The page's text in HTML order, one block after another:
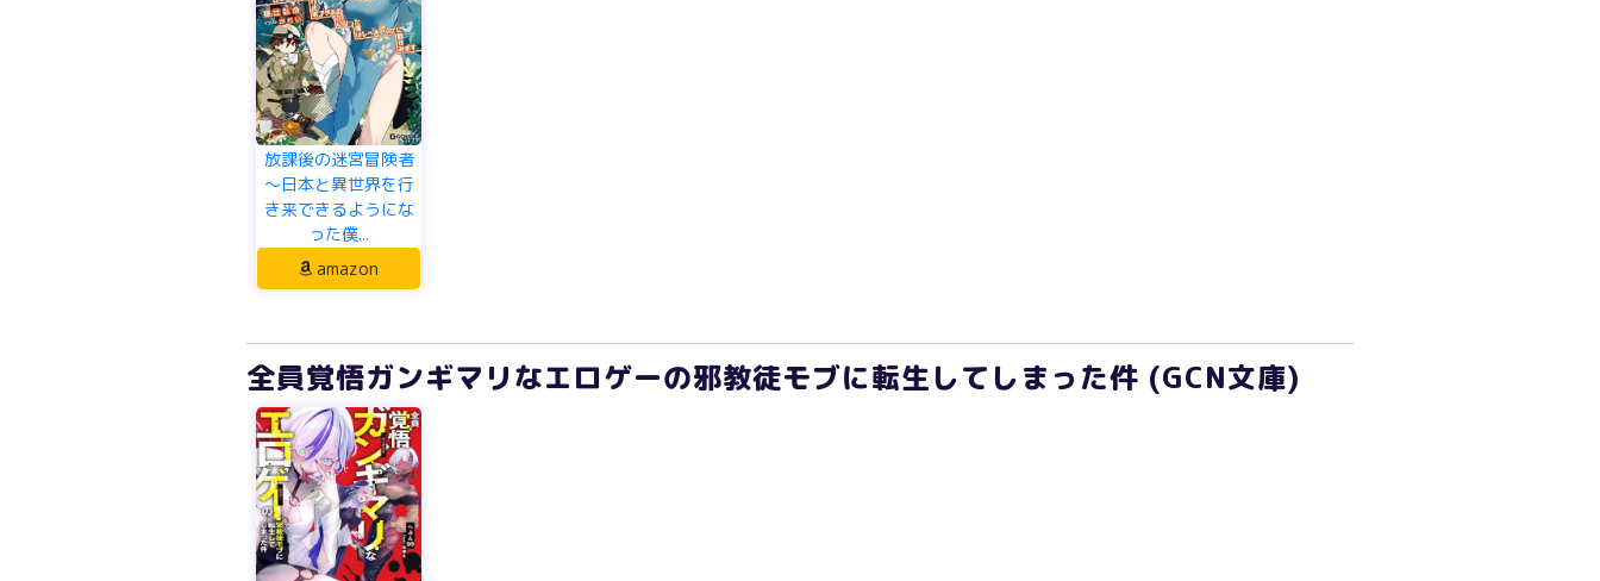
放課後の迷宮冒険者
～日本と異世界を行
き来できるようにな
った僕...
amazon
全員覚悟ガンギマリなエロゲーの邪教徒モブに転生してしまった件 (GCN文庫)